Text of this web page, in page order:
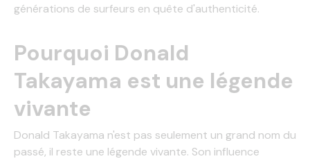
générations de surfeurs en quête d'authenticité.
Pourquoi Donald
Takayama est une légende
vivante
Donald Takayama n'est pas seulement un grand nom du
passé, il reste une légende vivante. Son influence